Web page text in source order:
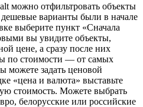
можно отфильтровать объекты
варианты были в начале
выберите пункт «Сначала
вы увидите объекты,
цене, а сразу после них
по стоимости — от самых
можете задать ценовой
«цена и валюта» выставьте
стоимость. Можете выбрать
белорусские или российские